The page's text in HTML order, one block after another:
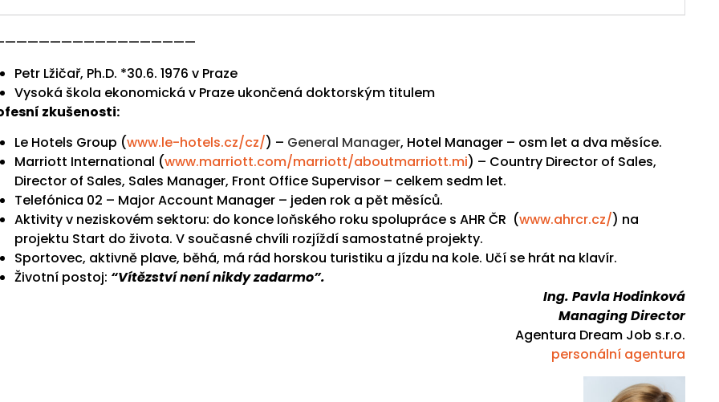
Petr Lžičař, Ph.D. *30.6. 1976 v Praze
Vysoká škola ekonomická v Praze ukončená doktorským titulem
zkušenosti:
Le Hotels Group (www.le-hotels.cz/cz/) – General Manager, Hotel Manager – osm let a dva měsíce.
Marriott International (www.marriott.com/marriott/aboutmarriott.mi) – Country Director of Sales,
Director of Sales, Sales Manager, Front Office Supervisor – celkem sedm let.
Telefónica 02 – Major Account Manager – jeden rok a pět měsíců.
Aktivity v neziskovém sektoru: do konce loňského roku spolupráce s AHR ČR (www.ahrcr.cz/) na
projektu Start do života. V současné chvíli rozjíždí samostatné projekty.
Sportovec, aktivně plave, běhá, má rád horskou turistiku a jízdu na kole. Učí se hrát na klavír.
Životní postoj: “Vítězství není nikdy zadarmo”.
Ing. Pavla Hodinková
Managing Director
Agentura Dream Job s.r.o.
personální agentura